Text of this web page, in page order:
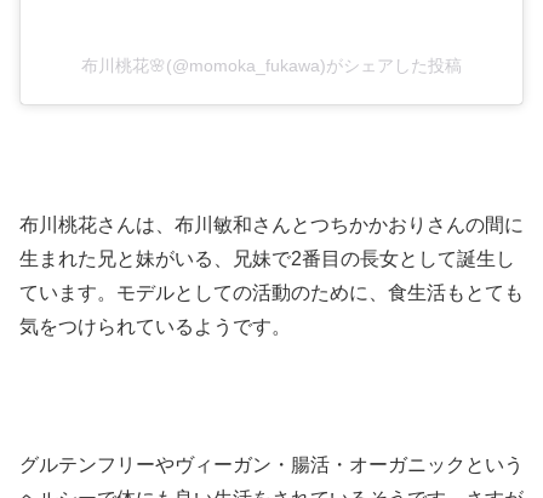
布川桃花🌸(@momoka_fukawa)がシェアした投稿
布川桃花さんは、布川敏和さんとつちかかおりさんの間に
生まれた兄と妹がいる、兄妹で2番目の長女として誕生し
ています。モデルとしての活動のために、食生活もとても
気をつけられているようです。
グルテンフリーやヴィーガン・腸活・オーガニックという